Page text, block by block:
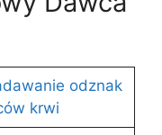
odznak
krwi